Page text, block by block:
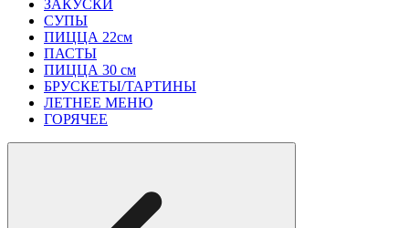
ЗАКУСКИ
СУПЫ
ПИЦЦА 22см
ПАСТЫ
ПИЦЦА 30 см
БРУСКЕТЫ/ТАРТИНЫ
ЛЕТНЕЕ МЕНЮ
ГОРЯЧЕЕ